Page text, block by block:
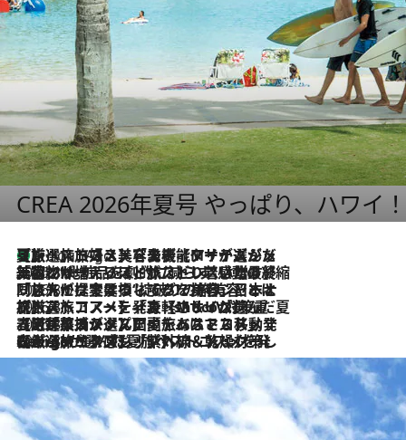
CREA 2026年夏号 やっぱり、ハワイ
1 Hour Ago
【厳選旅コスメ】「多機能アイテムがメイン！」旅好き美容エディターが選んだ夏旅ベストコスメを発表【Mサイズジップ】
2026.8.6
「荷物が増えるほど旅ストレスは増す」美容ジャーナリストがたどり着いた最終結論。“化粧品を劇的に減らす”感動の凝縮美容とは
2026.8.6
「旅先には金髪ウィッグを持参」日本と同じメイクでは損してる!? 美容ジャーナリストが提案する“掟破りの旅美容”とは
2026.8.6
【厳選旅コスメ】「身軽さ＆UV対策重視！」ヘアアーティストshucoが選んだ夏旅ベストコスメを発表【Mサイズジップ】
2026.8.5
【厳選旅コスメ】国内をあちこち移動する河井菜摘が選んだ夏旅ベストコスメ発表！「リラックスアイテムはマスト」【Mサイズジップ】
2026.8.4
【厳選旅コスメ】「紫外線＆乾燥対策しながらメイク感も！」ヘア＆メイクGeorgeが選んだ夏旅ベストコスメを発表！【Mサイズジップ】